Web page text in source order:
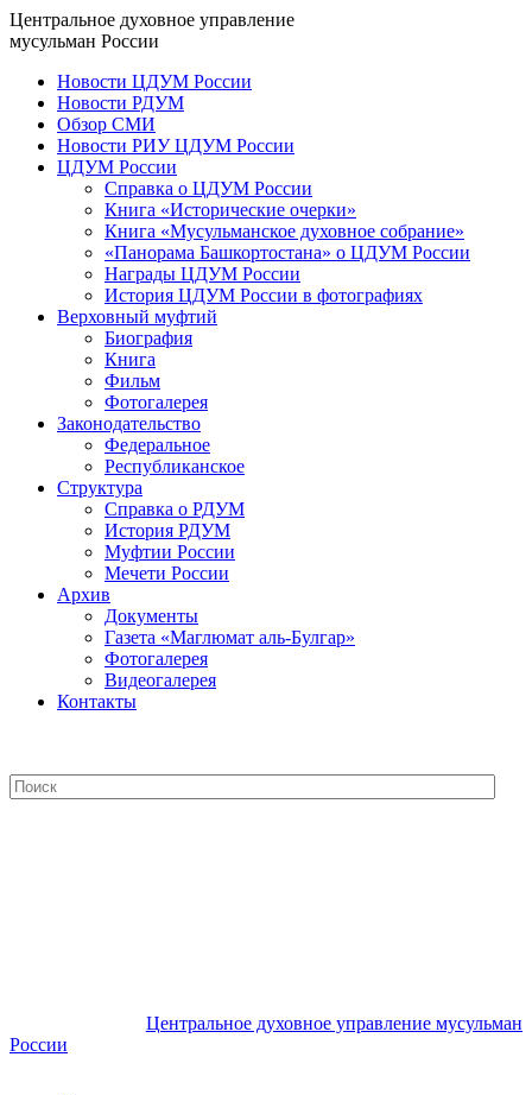
Центральное духовное управление
мусульман России
Новости ЦДУМ России
Новости РДУМ
Обзор СМИ
Новости РИУ ЦДУМ России
ЦДУМ России
Справка о ЦДУМ России
Книга «Исторические очерки»
Книга «Мусульманское духовное собрание»
«Панорама Башкортостана» о ЦДУМ России
Награды ЦДУМ России
История ЦДУМ России в фотографиях
Верховный муфтий
Биография
Книга
Фильм
Фотогалерея
Законодательство
Федеральное
Республиканское
Структура
Справка о РДУМ
История РДУМ
Муфтии России
Мечети России
Архив
Документы
Газета «Маглюмат аль-Булгар»
Фотогалерея
Видеогалерея
Контакты
Центральное духовное управление мусульман
России